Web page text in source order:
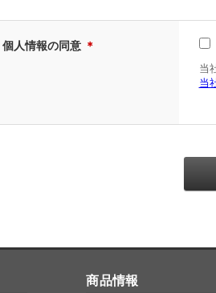
個人情報の同意 ＊
当
当
商品情報